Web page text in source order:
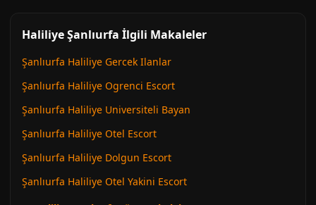
Haliliye Şanlıurfa İlgili Makaleler
Şanlıurfa Haliliye Gercek Ilanlar
Şanlıurfa Haliliye Ogrenci Escort
Şanlıurfa Haliliye Universiteli Bayan
Şanlıurfa Haliliye Otel Escort
Şanlıurfa Haliliye Dolgun Escort
Şanlıurfa Haliliye Otel Yakini Escort